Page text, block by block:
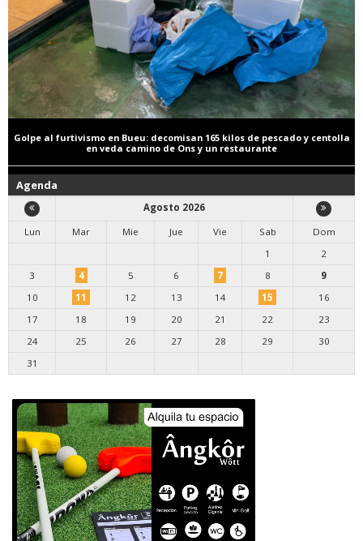
Golpe al furtivismo en Bueu: decomisan 165 kilos de pescado y centolla
en veda camino de Ons y un restaurante
Agenda
Agosto 2026
Lun
Mar Mie Jue Vie Sab
Dom
1
2
3
4 5 6 7 8
9
10
11 12 13 14 15
16
17
18 19 20 21 22
23
24
25 26 27 28 29
30
31